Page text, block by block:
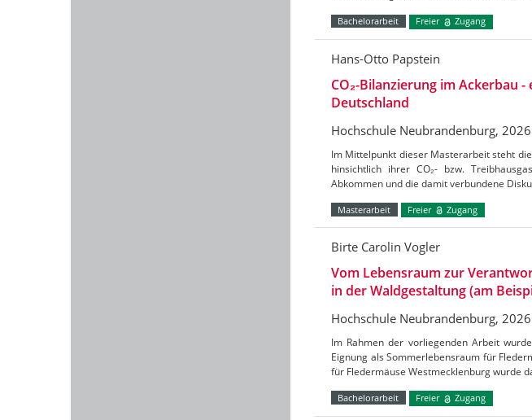
Bachelorarbeit Freier Zugang
Hans-Otto Papstein
CO₂-Bilanzierung im Ackerbau
Deutschland
Hochschule Neubrandenburg, 2026
Im Mittelpunkt dieser Masterarbeit steht
hinsichtlich ihrer CO₂- bzw.
Abkommen und die damit verbundene
Masterarbeit Freier Zugang
Birte Carolin Vogler
Vom Lebensraum zur
in der Waldgestaltung (am
Hochschule Neubrandenburg, 2026
Im Rahmen der vorliegenden Arbeit
Eignung als Sommerlebensraum für
für Fledermäuse Westmecklenburg wurde
Bachelorarbeit Freier Zugang